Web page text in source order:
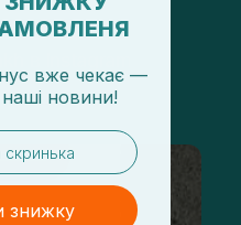
вже чекає —
наші новини!
знижку